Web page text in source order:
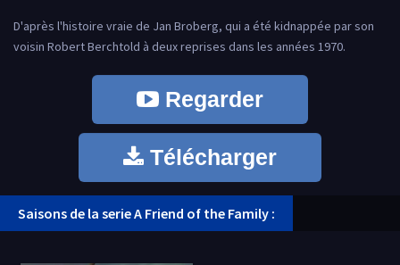
D'après l'histoire vraie de Jan Broberg, qui a été kidnappée par son
voisin Robert Berchtold à deux reprises dans les années 1970.
Regarder
Télécharger
Saisons de la serie A Friend of the Family :